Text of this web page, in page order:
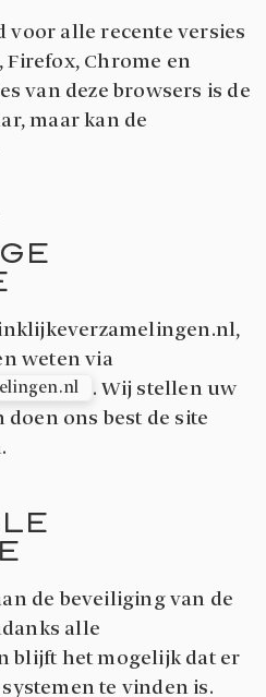
voor alle recente versies
Firefox, Chrome en
van deze browsers is de
maar kan de
weten via
. Wij stellen uw
ons best de site
de beveiliging van de
alle
blijft het mogelijk dat er
te vinden is.